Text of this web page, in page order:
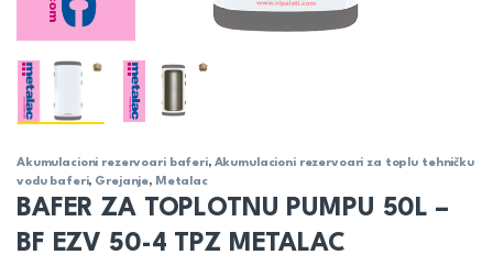
Akumulacioni rezervoari baferi, Akumulacioni rezervoari za toplu tehničku
vodu baferi, Grejanje, Metalac
BAFER ZA TOPLOTNU PUMPU 50L –
BF EZV 50-4 TPZ METALAC